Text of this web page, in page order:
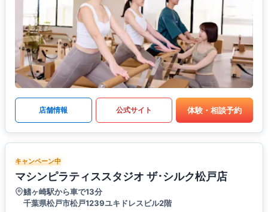
店舗情報 公式サイト 体験・相談予約
キャンペーン中
マシンピラティススタジオ ザ･シルク松戸店
鰭ヶ崎駅から車で13分
千葉県松戸市松戸1239ユキドレスビル2階